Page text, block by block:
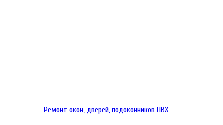
Ремонт окон, дверей, подоконников ПВХ